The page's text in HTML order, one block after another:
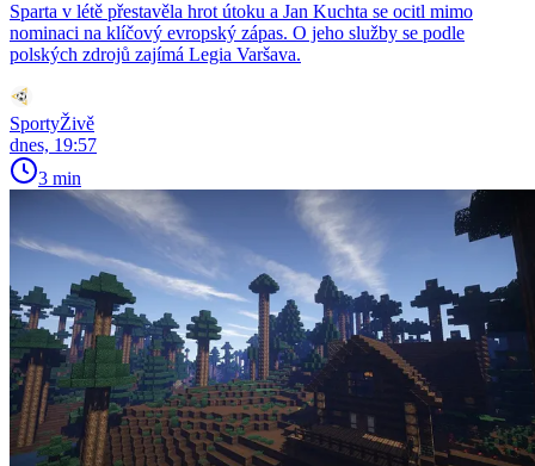
Sparta v létě přestavěla hrot útoku a Jan Kuchta se ocitl mimo
nominaci na klíčový evropský zápas. O jeho služby se podle
polských zdrojů zajímá Legia Varšava.
SportyŽivě
dnes, 19:57
3 min